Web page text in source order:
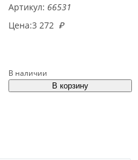
Артикул: 66531
Цена:3 272 ₽
В наличии